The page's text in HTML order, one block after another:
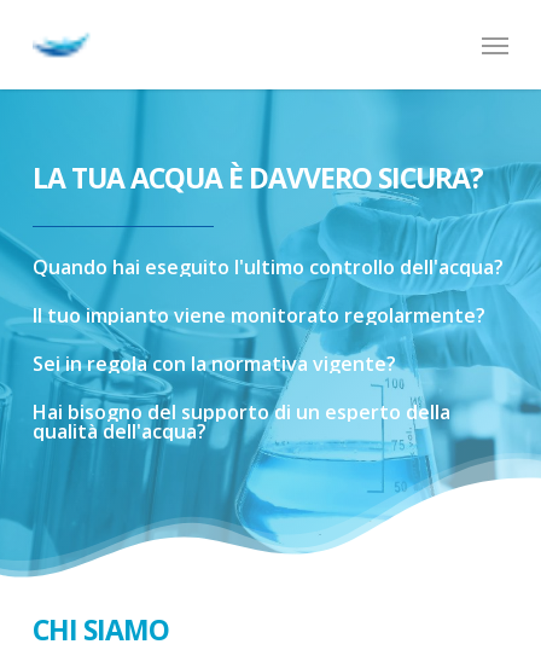
Menu
LA TUA ACQUA È DAVVERO SICURA?
Quando hai eseguito l'ultimo controllo dell'acqua?
Il tuoimpianto viene monitorato regolarmente?
Seiinregola con lanormativa vigente?
Hai bisognodel supportodi un esperto della
qualitàdell'acqua?
CHI SIAMO